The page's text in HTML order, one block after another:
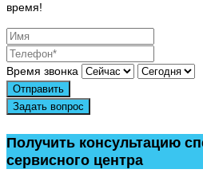
время!
Время звонка
Отправить
Задать вопрос
Получить консультацию
сервисного центра